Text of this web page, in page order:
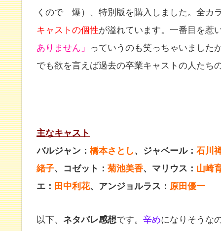
くので 爆）、特別版を購入しました。全カ
キャストの個性が溢れています。一番目を惹
ありません」 っていうのも笑っちゃいました
でも欲を言えば過去の卒業キャストの人た
主なキャスト
バルジャン： 橋本さとし 、ジャベール： 石川
緒子、コゼット： 菊池美香、マリウス： 山崎
エ： 田中利花、アンジョルラス： 原田優一
以下、 ネタバレ感想です。 辛めになりそうな